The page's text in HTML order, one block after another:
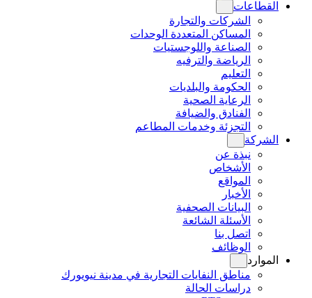
القطاعات
الشركات والتجارة
المساكن المتعددة الوحدات
الصناعة واللوجستيات
الرياضة والترفيه
التعليم
الحكومة والبلديات
الرعاية الصحية
الفنادق والضيافة
التجزئة وخدمات المطاعم
الشركة
نبذة عن
الأشخاص
المواقع
الأخبار
البيانات الصحفية
الأسئلة الشائعة
اتصل بنا
الوظائف
الموارد
مناطق النفايات التجارية في مدينة نيويورك
دراسات الحالة